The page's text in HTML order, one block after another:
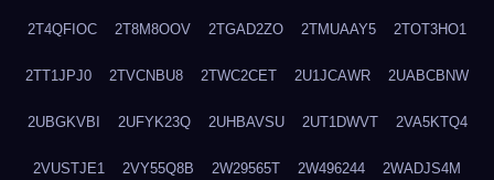
2T4QFIOC 2T8M8OOV 2TGAD2ZO 2TMUAAY5 2TOT3HO1
2TT1JPJ0 2TVCNBU8 2TWC2CET 2U1JCAWR 2UABCBNW
2UBGKVBI 2UFYK23Q 2UHBAVSU 2UT1DWVT 2VA5KTQ4
2VUSTJE1 2VY55Q8B 2W29565T 2W496244 2WADJS4M